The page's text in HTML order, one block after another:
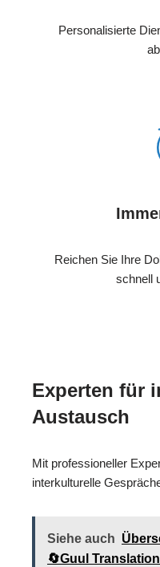
Personalisierte
Reichen Sie Ihre
schnell
Experten für
Austausch
Mit professioneller
interkulturelle
Siehe auch
🔄Guul